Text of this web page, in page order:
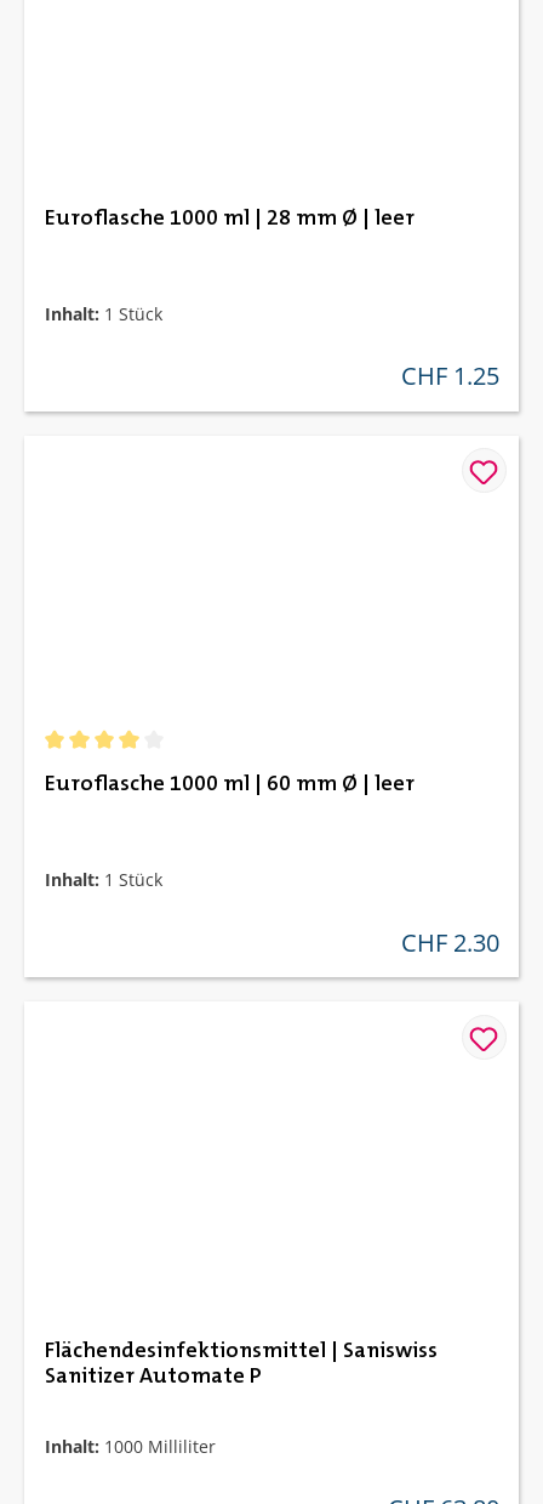
Euroflasche 1000 ml | 28 mm Ø | leer
Inhalt: 1 Stück
regulärer preis:
CHF 1.25
Durchschnittliche Bewertung von 4 von 5 Sternen
Euroflasche 1000 ml | 60 mm Ø | leer
Inhalt: 1 Stück
regulärer preis:
CHF 2.30
Flächendesinfektionsmittel | Saniswiss
Sanitizer Automate P
Inhalt: 1000 Milliliter